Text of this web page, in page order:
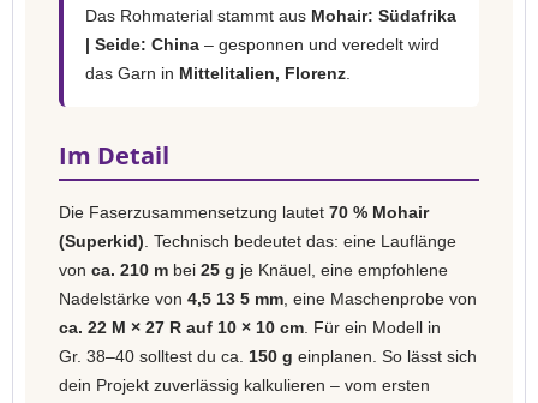
Das Rohmaterial stammt aus Mohair: Südafrika
| Seide: China – gesponnen und veredelt wird
das Garn in Mittelitalien, Florenz
Im Detail
Die Faserzusammensetzung lautet 70 % Mohair
(Superkid) . Technisch bedeutet das: eine Lauflänge
von ca. 210 m bei 25 g je Knäuel, eine empfohlene
Nadelstärke von 4,5 13 5 mm , eine Maschenprobe von
ca. 22 M × 27 R auf 10 × 10 cm . Für ein Modell in
Gr. 38–40 solltest du ca. 150 g einplanen. So lässt sich
dein Projekt zuverlässig kalkulieren – vom ersten